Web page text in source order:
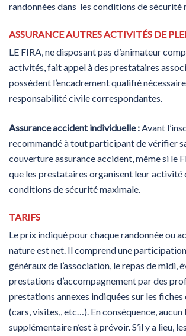
randonnées dans les conditions de sécurité
ASSURANCE AUTRES ACTIVITÉS DE
LE FIRA, ne disposant pas d’animateur
activités, fait appel à des prestataires
possèdent l’encadrement qualifié
responsabilité civile correspondantes.
Assurance accident individuelle :Avant
recommandé à tout participant de vérifier
couverture assurance accident, même si le
que les prestataires organisent leur activité
conditions de sécurité maximale.
TARIFS
Le prix indiqué pour chaque randonnée ou
nature est net. Il comprend une
généraux de l’association, le repas de midi,
prestations d’accompagnement par des
prestations annexes indiquées sur les fiches
(cars, visites,, etc…). En conséquence, aucun
supplémentaire n’est à prévoir. S’il y a lieu,